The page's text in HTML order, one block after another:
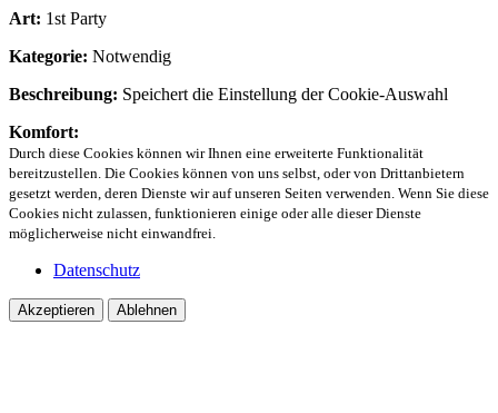
Art: 1st Party
Kategorie: Notwendig
Beschreibung: Speichert die Einstellung der Cookie-Auswahl
Komfort:
Durch diese Cookies können wir Ihnen eine erweiterte Funktionalität
bereitzustellen. Die Cookies können von uns selbst, oder von Drittanbietern
gesetzt werden, deren Dienste wir auf unseren Seiten verwenden. Wenn Sie diese
Cookies nicht zulassen, funktionieren einige oder alle dieser Dienste
möglicherweise nicht einwandfrei.
Datenschutz
Akzeptieren Ablehnen